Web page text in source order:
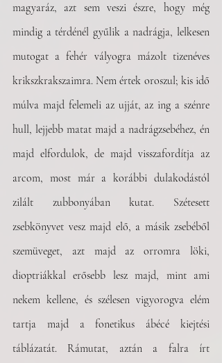
magyaráz, azt sem veszi észre, hogy még
mindig a térdénél gyűlik a nadrágja, lelkesen
mutogat a fehér vályogra mázolt tizenéves
krikszkrakszaimra. Nem értek oroszul; kis idő
múlva majd felemeli az ujját, az ing a szénre
hull, lejjebb matat majd a nadrágzsebéhez, én
majd elfordulok, de majd visszafordítja az
arcom, most már a korábbi dulakodástól
zilált zubbonyában kutat. Szétesett
zsebkönyvet vesz majd elő, a másik zsebéből
szemüveget, azt majd az orromra löki,
dioptriákkal erősebb lesz majd, mint ami
nekem kellene, és szélesen vigyorogva elém
tartja majd a fonetikus ábécé kiejtési
táblázatát. Rámutat, aztán a falra írt